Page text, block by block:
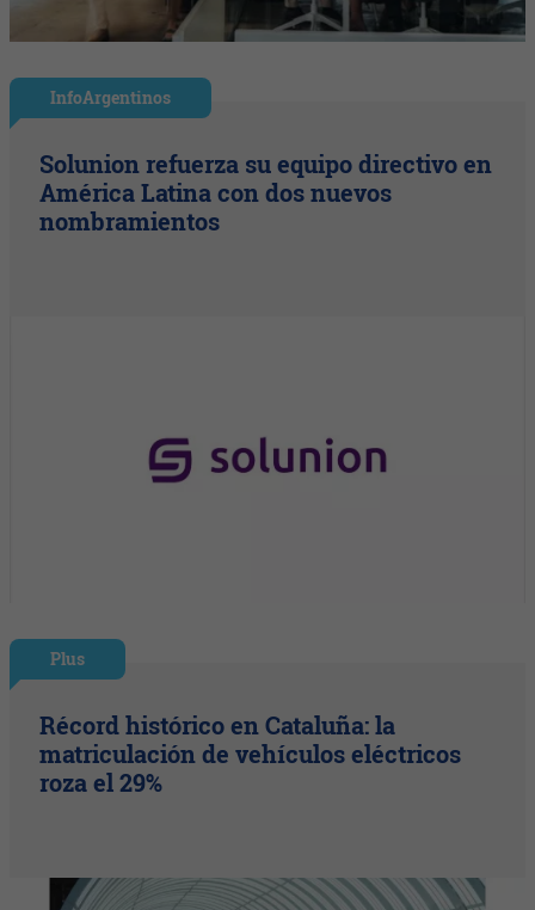
InfoArgentinos
Solunion refuerza su equipo directivo en
América Latina con dos nuevos
nombramientos
Plus
Récord histórico en Cataluña: la
matriculación de vehículos eléctricos
roza el 29%